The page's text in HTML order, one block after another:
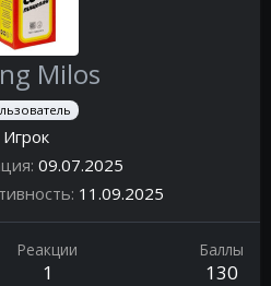
Milos
Игрок
09.07.2025
11.09.2025
Реакции
1
Баллы
130